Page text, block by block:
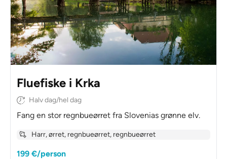
Fluefiske i Krka
Halv dag/hel dag
Fang en stor regnbueørret fra Slovenias grønne elv.
Harr, ørret, regnbueørret, regnbueørret
199 €/person